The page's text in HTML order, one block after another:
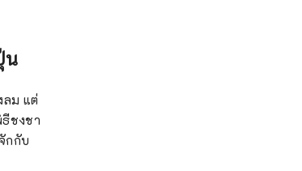
น
ม แต่
ชงชา
กกับ